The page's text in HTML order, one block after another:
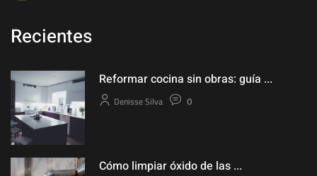
Recientes
Reformar cocina sin obras: guía ...
Denisse Silva 0
Cómo limpiar óxido de las ...